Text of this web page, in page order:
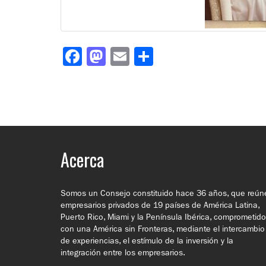
Facebook
Mastodon
Email
Acerca
Somos un Consejo constituido hace 36 años, que
empresarios privados de 19 países de América Latina,
Puerto Rico, Miami y la Península Ibérica,
con una América sin Fronteras, mediante el intercambio
de experiencias, el estímulo de la inversión y la
integración entre los empresarios.